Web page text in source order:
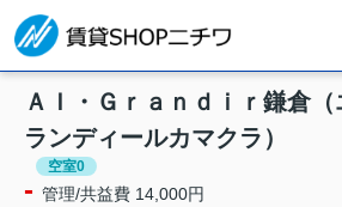
ＡＩ・Ｇｒａｎｄｉｒ鎌倉
ランディールカマクラ）
空室0
- 管理/共益費 14,000円